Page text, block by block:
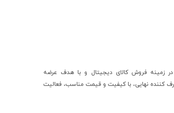
فروشگاه کیوشی از سال 1396 در زمینه فروش کالای دیجیتال و با هدف عرضه
نهایی، با کیفیت و قیمت مناسب، فعالیت